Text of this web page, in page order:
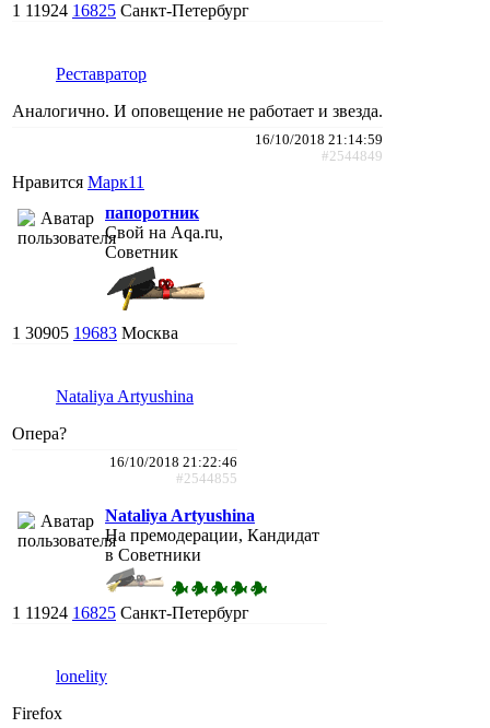
1 11924 16825 Санкт-Петербург
Реставратор
Аналогично. И оповещение не работает и звезда.
16/10/2018 21:14:59
#2544849
Нравится Марк11
папоротник
Свой на Aqa.ru,
Советник
1 30905 19683 Москва
Nataliya Artyushina
Опера?
16/10/2018 21:22:46
#2544855
Nataliya Artyushina
На премодерации, Кандидат
в Советники
1 11924 16825 Санкт-Петербург
lonelity
Firefox